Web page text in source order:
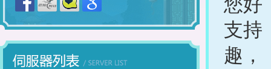
支持
趣，